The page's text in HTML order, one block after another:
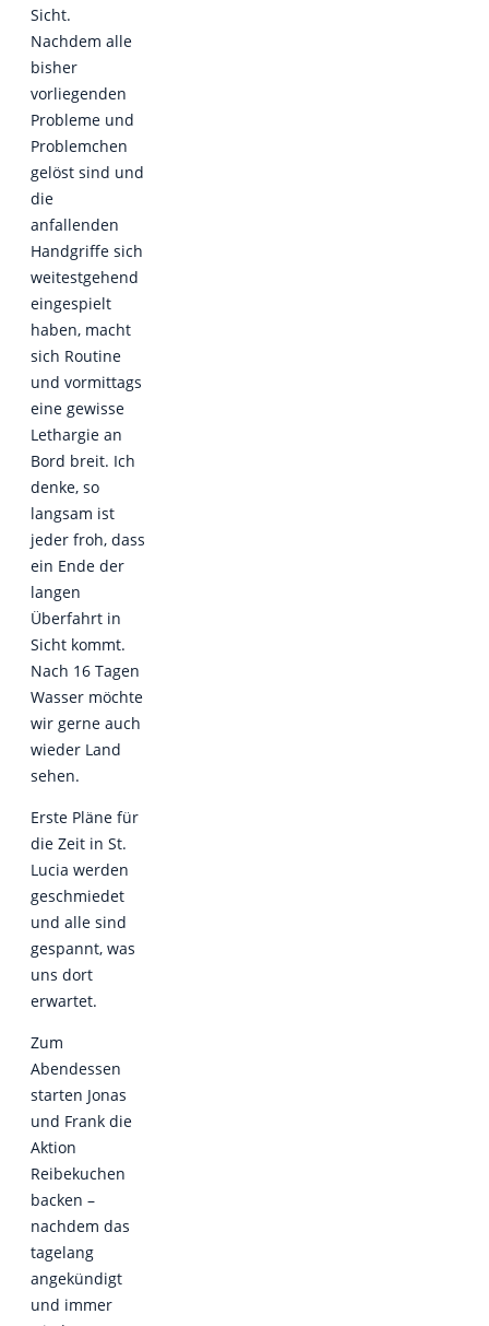
Sicht.
Nachdem alle
bisher
vorliegenden
Probleme und
Problemchen
gelöst sind und
die
anfallenden
Handgriffe sich
weitestgehend
eingespielt
haben, macht
sich Routine
und vormittags
eine gewisse
Lethargie an
Bord breit. Ich
denke, so
langsam ist
jeder froh, dass
ein Ende der
langen
Überfahrt in
Sicht kommt.
Nach 16 Tagen
Wasser möchte
wir gerne auch
wieder Land
sehen.
Erste Pläne für
die Zeit in St.
Lucia werden
geschmiedet
und alle sind
gespannt, was
uns dort
erwartet.
Zum
Abendessen
starten Jonas
und Frank die
Aktion
Reibekuchen
backen –
nachdem das
tagelang
angekündigt
und immer